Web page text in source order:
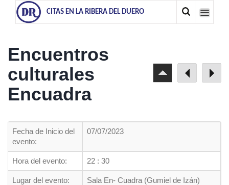
CITAS EN LA RIBERA DEL DUERO
Encuentros
culturales
Encuadra
Fecha de Inicio del
evento:
07/07/2023
Hora del evento: 22 : 30
Lugar del evento: Sala En- Cuadra (Gumiel de Izán)